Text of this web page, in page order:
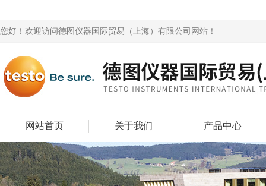
您好！欢迎访问德图仪器国际贸易（上海）有限公司网站！
网站首页 关于我们 产品中心